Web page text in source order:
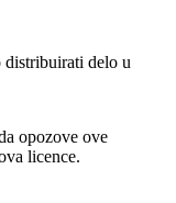
delo u
opozove ove
licence.